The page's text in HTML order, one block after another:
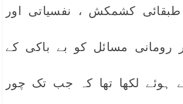
کشمکش ، نفسیاتی اور
رومانی مسائل کو بے باکی کے
ہوئے لکھا تھا کہ جب تک چور